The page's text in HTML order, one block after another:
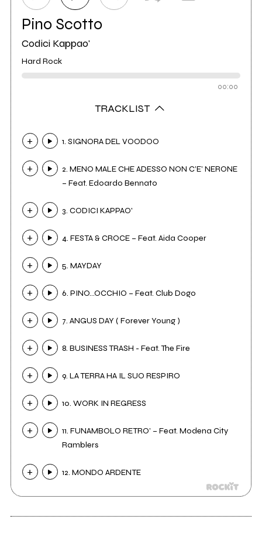
Pino Scotto
Codici Kappao'
Hard Rock
00:00
TRACKLIST
1. SIGNORA DEL VOODOO
2. MENO MALE CHE ADESSO NON C’E’ NERONE
– Feat. Edoardo Bennato
3. CODICI KAPPAO'
4. FESTA & CROCE – Feat. Aida Cooper
5. MAYDAY
6. PINO…OCCHIO – Feat. Club Dogo
7. ANGUS DAY ( Forever Young )
8. BUSINESS TRASH - Feat. The Fire
9. LA TERRA HA IL SUO RESPIRO
10. WORK IN REGRESS
11. FUNAMBOLO RETRO’ – Feat. Modena City
Ramblers
12. MONDO ARDENTE